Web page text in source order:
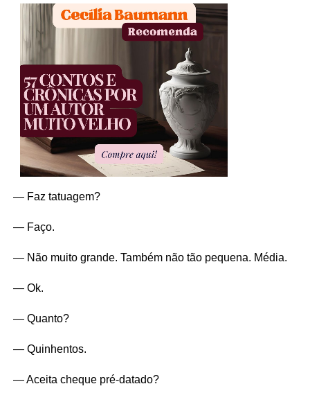
— Faz tatuagem?
— Faço.
— Não muito grande. Também não tão pequena. Média.
— Ok.
— Quanto?
— Quinhentos.
— Aceita cheque pré-datado?